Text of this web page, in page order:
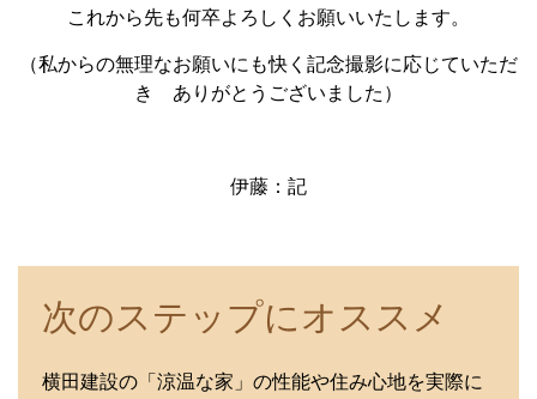
これから先も何卒よろしくお願いいたします。
（私からの無理なお願いにも快く記念撮影に応じていただ
き ありがとうございました）
伊藤：記
次のステップにオススメ
横田建設の「涼温な家」の性能や住み心地を実際に